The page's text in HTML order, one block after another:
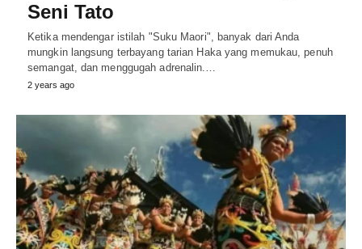
Seni Tato
Ketika mendengar istilah "Suku Maori", banyak dari Anda
mungkin langsung terbayang tarian Haka yang memukau, penuh
semangat, dan menggugah adrenalin.…
2 years ago